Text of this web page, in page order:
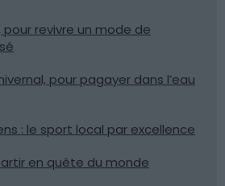
revivre un mode de
pour pagayer dans l’eau
: le sport local par excellence
en quête du monde